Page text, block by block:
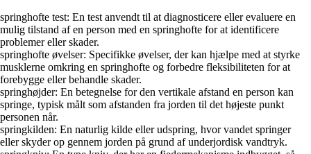
springhofte test: En test anvendt til at diagnosticere eller evaluere en
mulig tilstand af en person med en springhofte for at identificere
problemer eller skader.
springhofte øvelser: Specifikke øvelser, der kan hjælpe med at styrke
musklerne omkring en springhofte og forbedre fleksibiliteten for at
forebygge eller behandle skader.
springhøjder: En betegnelse for den vertikale afstand en person kan
springe, typisk målt som afstanden fra jorden til det højeste punkt
personen når.
springkilden: En naturlig kilde eller udspring, hvor vandet springer
eller skyder op gennem jorden på grund af underjordisk vandtryk.